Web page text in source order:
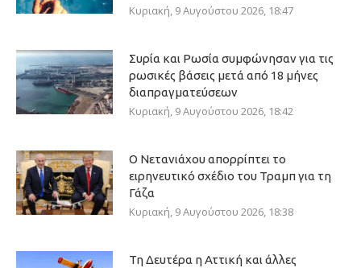
Κυριακή, 9 Αυγούστου 2026, 18:47
Συρία και Ρωσία συμφώνησαν για τις
ρωσικές βάσεις μετά από 18 μήνες
διαπραγματεύσεων
Κυριακή, 9 Αυγούστου 2026, 18:42
Ο Νετανιάχου απορρίπτει το
ειρηνευτικό σχέδιο του Τραμπ για τη
Γάζα
Κυριακή, 9 Αυγούστου 2026, 18:38
Τη Δευτέρα η Αττική και άλλες